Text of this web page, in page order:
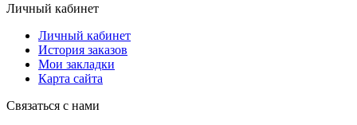
Личный кабинет
Личный кабинет
История заказов
Мои закладки
Карта сайта
Связаться с нами